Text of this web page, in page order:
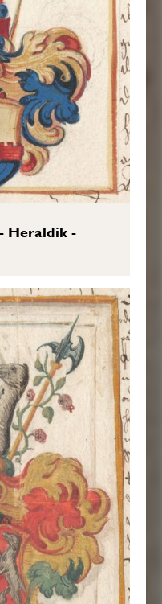
Heraldik -